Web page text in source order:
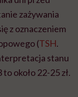
zażywania
z oznaczeniem
(TSH.
stanu
około 22-25 zł.